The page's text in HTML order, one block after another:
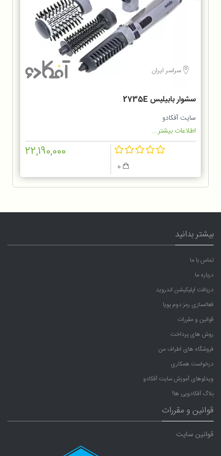
سراسر ایران
سشوار بابیلیس 2735E
سایت آفکادو
اطلاعات بیشتر...
22,190,000
بیشتر بدانید
تماس با ما
درباره ما
دریافت اپلیکیشن اندروید
فعالسازی رمز دوم پویا
قوانین و مقررات
روش های پرداخت
فروشگاه های اطراف من
درخواست همکاری
ویدئوهای آموزش سایت آفکادو
بلاگ آفکادویی ها!
قوانین و مقررات
قوانین سایت